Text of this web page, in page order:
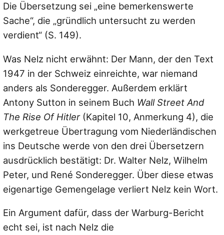
Die Übersetzung sei „eine bemerkenswerte
Sache“, die „gründlich untersucht zu werden
verdient“ (S. 149).
Was Nelz nicht erwähnt: Der Mann, der den Text
1947 in der Schweiz einreichte, war niemand
anders als Sonderegger. Außerdem erklärt
Antony Sutton in seinem Buch Wall Street And
The Rise Of Hitler(Kapitel 10, Anmerkung 4), die
werkgetreue Übertragung vom Niederländischen
ins Deutsche werde von den drei Übersetzern
ausdrücklich bestätigt: Dr. Walter Nelz, Wilhelm
Peter, und René Sonderegger. Über diese etwas
eigenartige Gemengelage verliert Nelz kein Wort.
Ein Argument dafür, dass der Warburg-Bericht
echt sei, ist nach Nelz die